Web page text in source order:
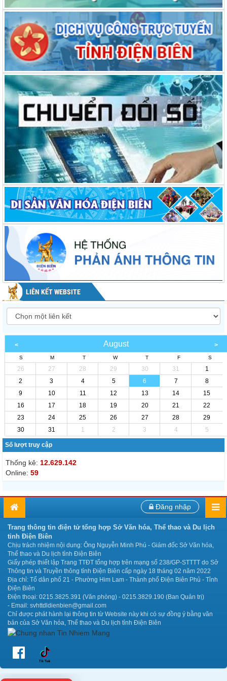
LIÊN KẾT WEBSITE
August
S M T W T F S
26 27 28 29 30 31
1
2
3 4 5 6 7
8
9
10 11 12 13 14
15
16
17 18 19 20 21
22
23
24 25 26 27 28
29
30
31 1 2 3 4 5
Số lượt truy cập
Thống kê: 12.629.142
Online: 59
Đăng nhập
Trang thông tin điện tử tổng hợp Sở Văn hóa, Thể thao và Du lịch
tỉnh Điện Biên
Chịu trách nhiệm nội dung: Ông Nguyễn Minh Phú - Giám đốc Sở Văn hóa,
Thể thao và Du lịch tỉnh Điện Biên
Giấy phép thiết lập Trang TTĐT tổng hợp trên mạng số 238/GP-STTTT do Sở
Thông tin và Truyền thông tỉnh Điện Biên cấp ngày 18 tháng 02 năm 2022
Địa chỉ: Tổ dân phố 21 - Phường Him Lam - Thành phố Điện Biên Phủ - Tỉnh
Điện Biên
Điện thoại: 0215.3825.391 (Văn phòng) - 0215.3829.190 (Ban Quản trị)
- Email: svhttdldienbien@gmail.com
Chỉ được phát hành lại thông tin từ Website này khi có sự đồng ý bằng văn
bản của Sở Văn hóa, Thể thao và Du lịch tỉnh Điện Biên